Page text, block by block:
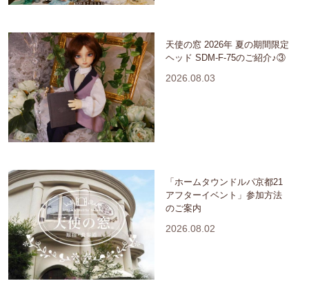
天使の窓 2026年 夏の期間限定
ヘッド SDM-F-75のご紹介♪③
2026.08.03
「ホームタウンドルパ京都21
アフターイベント」参加方法
のご案内
2026.08.02